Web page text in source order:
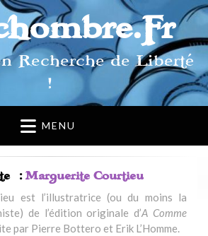
Recherche de Liberté
!
MENU
:Marguerite Courtieu
est l’illustratrice (ou du moins la
de l’édition originale d’A Comme
par Pierre Bottero et Erik L’Homme.